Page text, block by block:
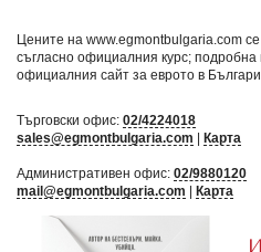
Цените на www.egmontbulgaria.com
съгласно официалния курс;
официалния сайт за еврото в
Търговски офис: 02/4224018
sales@egmontbulgaria.com
Карта
Административен офис: 02/9880120
mail@egmontbulgaria.com
Карта